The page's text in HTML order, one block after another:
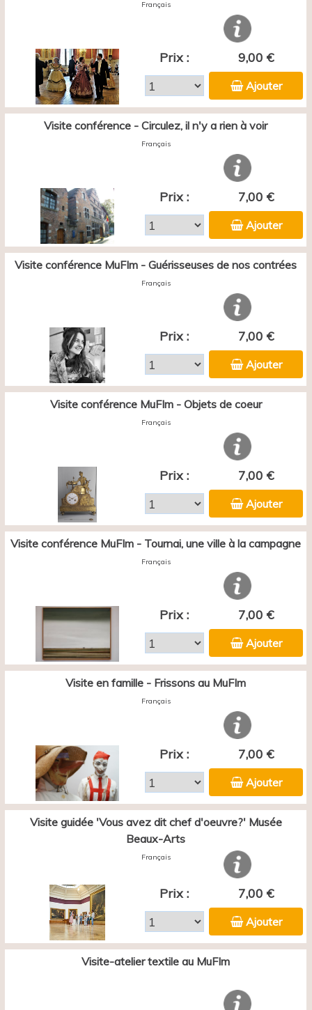
Français
Prix : 9,00 €
Ajouter
Visite conférence - Circulez, il n'y a rien à voir
Français
Prix : 7,00 €
Ajouter
Visite conférence MuFIm - Guérisseuses de nos contrées
Français
Prix : 7,00 €
Ajouter
Visite conférence MuFIm - Objets de coeur
Français
Prix : 7,00 €
Ajouter
Visite conférence MuFIm - Tournai, une ville à la campagne
Français
Prix : 7,00 €
Ajouter
Visite en famille - Frissons au MuFIm
Français
Prix : 7,00 €
Ajouter
Visite guidée 'Vous avez dit chef d'oeuvre?' Musée
Beaux-Arts
Français
Prix : 7,00 €
Ajouter
Visite-atelier textile au MuFIm